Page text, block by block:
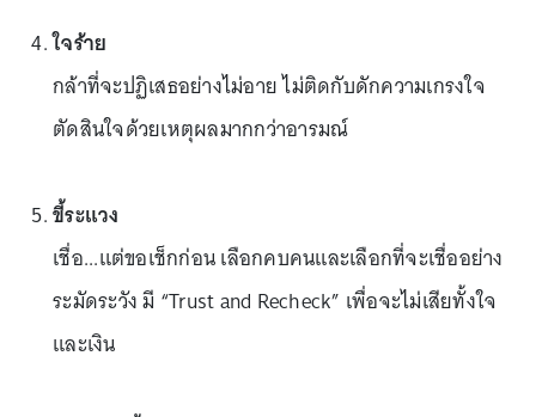
ใจร้าย
กล้าที่จะปฏิเสธอย่างไม่อาย ไม่ติดกับดักความเกรงใจ
ตัดสินใจด้วยเหตุผลมากกว่าอารมณ์
ขี้ระแวง
เชื่อ...แต่ขอเช็กก่อน เลือกคบคนและเลือกที่จะเชื่ออย่าง
ระมัดระวัง มี “Trust and Recheck” เพื่อจะไม่เสียทั้งใจ
และเงิน